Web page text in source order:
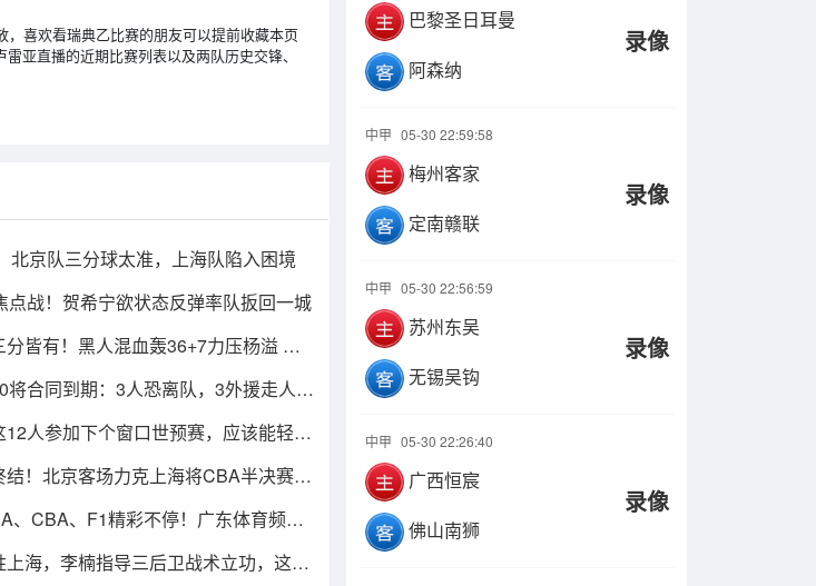
喜欢看瑞典乙比赛的朋友可以提前收藏本页
亚直播的近期比赛列表以及两队历史交锋、
北京队三分球太准，上海队陷入困境
点战！贺希宁欲状态反弹率队扳回一城
分皆有！黑人混血轰36+7力压杨溢 男
将合同到期：3人恐离队，3外援走人，
12人参加下个窗口世预赛，应该能轻松
结！北京客场力克上海将CBA半决赛大
、CBA、F1精彩不停！广东体育频道
上海，李楠指导三后卫战术立功，这阵
巴黎圣日耳曼
阿森纳
录像
中甲 05-30 22:59:58
梅州客家
定南赣联
录像
中甲 05-30 22:56:59
苏州东吴
无锡吴钩
录像
中甲 05-30 22:26:40
广西恒宸
佛山南狮
录像